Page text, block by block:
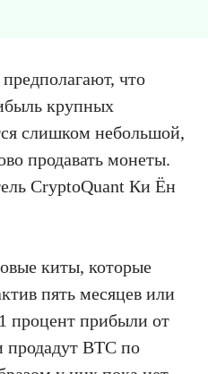
что
крупных
слишком небольшой,
продавать монеты.
CryptoQuant Ки Ëн
киты, которые
пять месяцев или
процент прибыли от
продадут BTC по